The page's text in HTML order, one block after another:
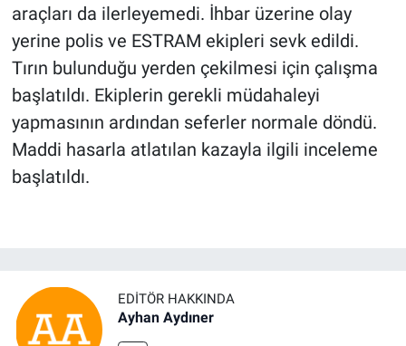
araçları da ilerleyemedi. İhbar üzerine olay
yerine polis ve ESTRAM ekipleri sevk edildi.
Tırın bulunduğu yerden çekilmesi için çalışma
başlatıldı. Ekiplerin gerekli müdahaleyi
yapmasının ardından seferler normale döndü.
Maddi hasarla atlatılan kazayla ilgili inceleme
başlatıldı.
EDITÖR HAKKINDA
Ayhan Aydıner